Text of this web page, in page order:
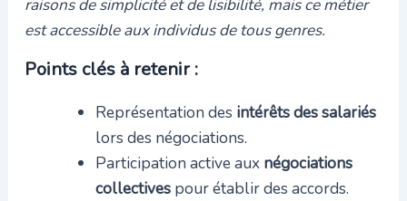
est accessible aux individus de tous genres.
Points clés à retenir :
Représentation des intérêts des salariés
lors des négociations.
Participation active aux négociations
collectivespour établir des accords.